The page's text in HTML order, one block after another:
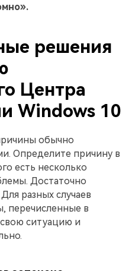
решения
Центра
Windows 10
обычно
Определите причину в
есть несколько
Достаточно
разных случаев
перечисленные в
ситуацию и